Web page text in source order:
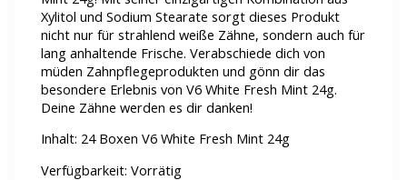
Xylitol und Sodium Stearate sorgt dieses Produkt
nicht nur für strahlend weiße Zähne, sondern auch für
lang anhaltende Frische. Verabschiede dich von
müden Zahnpflegeprodukten und gönn dir das
besondere Erlebnis von V6 White Fresh Mint 24g.
Deine Zähne werden es dir danken!
Inhalt: 24 Boxen V6 White Fresh Mint 24g
Verfügbarkeit: Vorrätig